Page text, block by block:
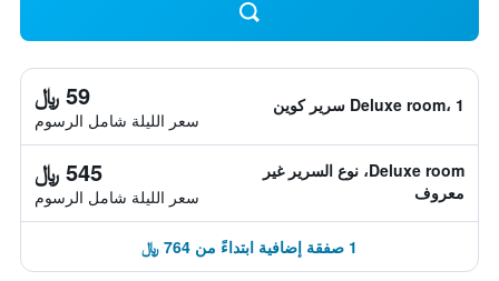
Deluxe room، 1 سرير كوين 59 ﷼
سعر الليلة شامل الرسوم
Deluxe room، نوع السرير غير
معروف
545 ﷼
سعر الليلة شامل الرسوم
1 صفقة إضافية ابتداءً من 764 ﷼